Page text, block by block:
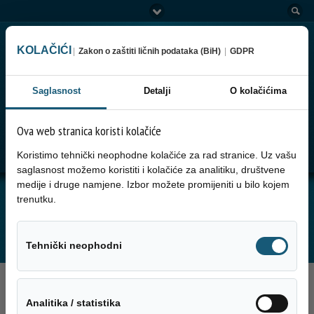
Go to:
JUTARNJA SERVISNA INFORMACIJA ZA
12.11.2025. GODINE
12. Novembra 2025.
KOLAČIĆI Zakon o zaštiti ličnih podataka (BiH) GDPR
Saglasnost Detalji O kolačićima
Ova web stranica koristi kolačiće
Koristimo tehnički neophodne kolačiće za rad stranice. Uz vašu
saglasnost možemo koristiti i kolačiće za analitiku, društvene
medije i druge namjene. Izbor možete promijeniti u bilo kojem
trenutku.
Tehnički neophodni Tehnički
Analitika / statistika Analitika /